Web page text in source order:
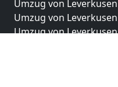
Umzug von
Umzug von
Umzug von